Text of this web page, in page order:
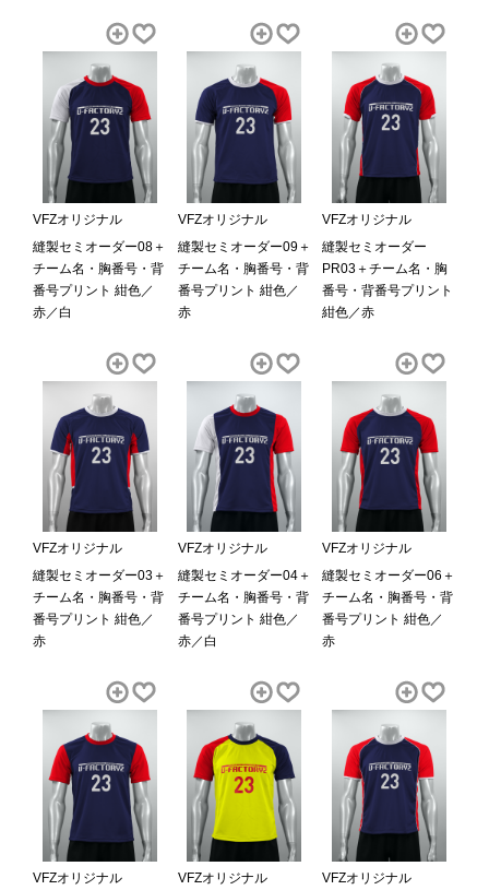
VFZオリジナル
縫製セミオーダー08＋
チーム名・胸番号・背
番号プリント 紺色／
赤／白
VFZオリジナル
縫製セミオーダー09＋
チーム名・胸番号・背
番号プリント 紺色／
赤
VFZオリジナル
縫製セミオーダー
PR03＋チーム名・胸
番号・背番号プリント
紺色／赤
VFZオリジナル
縫製セミオーダー03＋
チーム名・胸番号・背
番号プリント 紺色／
赤
VFZオリジナル
縫製セミオーダー04＋
チーム名・胸番号・背
番号プリント 紺色／
赤／白
VFZオリジナル
縫製セミオーダー06＋
チーム名・胸番号・背
番号プリント 紺色／
赤
VFZオリジナル
VFZオリジナル
VFZオリジナル